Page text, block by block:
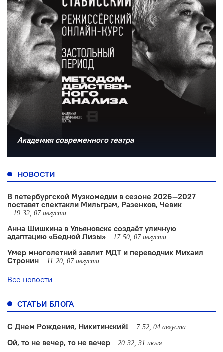
Академия современного театра
НОВОСТИ
В петербургской Музкомедии в сезоне 2026—2027
поставят спектакли Мильграм, Разенков, Чевик
19:32, 07 августа
Анна Шишкина в Ульяновске создаëт уличную
адаптацию «Бедной Лизы»
17:50, 07 августа
Умер многолетний завлит МДТ и переводчик Михаил
Стронин
11:20, 07 августа
Все новости
СТАТЬИ БЛОГА
С Днем Рождения, Никитинский! 7:52, 04 августа
Ой, то не вечер, то не вечер 20:32, 31 июля